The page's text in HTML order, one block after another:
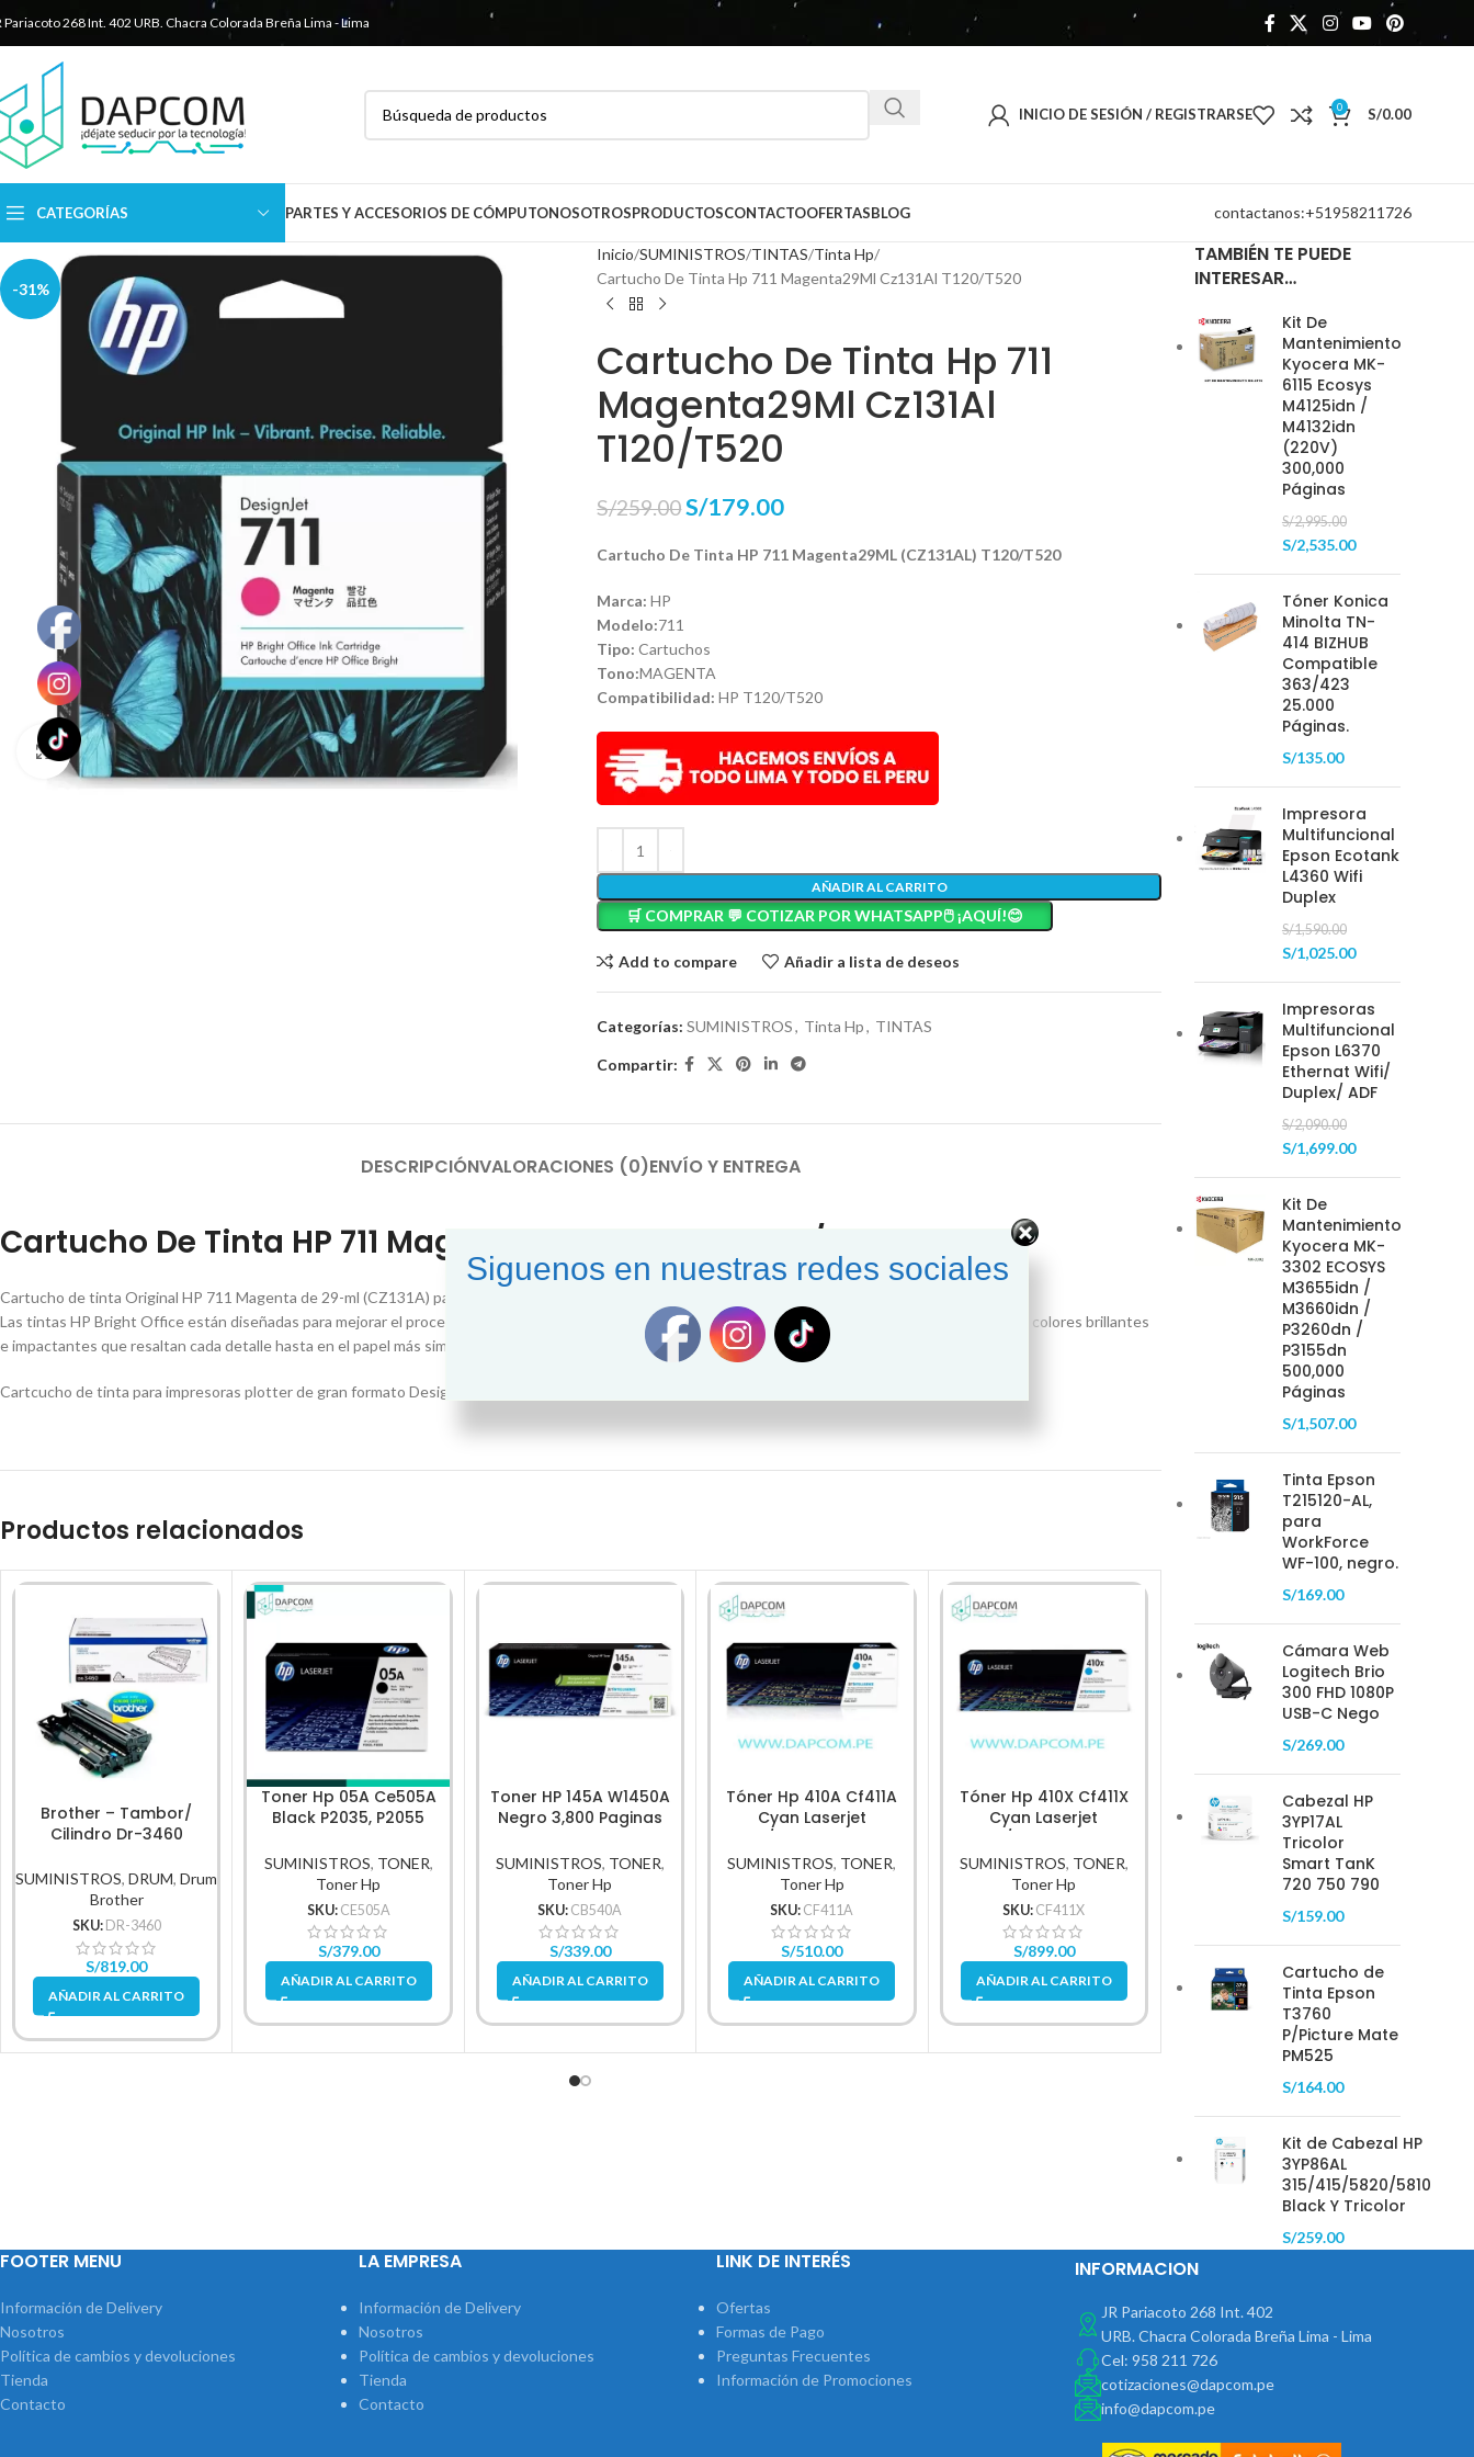
Pariacoto 268 Int. 402 URB. Chacra Colorada Breña Lima - Lima
INICIO DE SESIÓN / REGISTRARSE 0 S/0.00
CATEGORÍAS PARTES Y ACCESORIOS DE CÓMPUTONOSOTROSPRODUCTOSCONTACTOOFERTASBLOG contactanos:+51958211726
-31%
Haga Click para agrandar
Inicio SUMINISTROS TINTAS Tinta Hp
Cartucho De Tinta Hp 711 Magenta29Ml Cz131Al T120/T520
Cartucho De Tinta Hp 711
Magenta29Ml Cz131Al
T120/T520
S/259.00S/179.00
Cartucho De Tinta HP 711 Magenta29ML (CZ131AL) T120/T520
Marca: HP
Modelo:711
Tipo: Cartuchos
Tono:MAGENTA
Compatibilidad: HP T120/T520
AÑADIR AL CARRITO
🛒 COMPRAR 💬 COTIZAR POR WHATSAPP🖱️ ¡AQUÍ!😊
Add to compare Añadir a lista de deseos
Categorías: SUMINISTROS , Tinta Hp , TINTAS
Compartir:
DESCRIPCIÓNVALORACIONES (0)ENVÍO Y ENTREGA
Cartucho De Tinta HP 711 Magenta29ML CZ131AL T120/T520
Cartucho de tinta Original HP 711 Magenta de 29-ml (CZ131A) para impresoras plotter de gran formato DesignJet T530, T520, T130, y T120
Las tintas HP Bright Office están diseñadas para mejorar el proceso de colaboración y revisión en la oficina, para ofrecer impresiones de alta calidad con colores brillantes
e impactantes que resaltan cada detalle hasta en el papel más simple.
Cartcucho de tinta para impresoras plotter de gran formato DesignJet T530, T520, T130, y T120
Productos relacionados
Brother – Tambor/
Cilindro Dr-3460
SUMINISTROS,DRUM,Drum
Brother
SKU: DR-3460
S/819.00
AÑADIR AL CARRITO
Toner Hp 05A Ce505A
Black P2035, P2055
SUMINISTROS, TONER,
Toner Hp
SKU: CE505A
S/379.00
AÑADIR AL CARRITO
Toner HP 145A W1450A
Negro 3,800 Paginas
SUMINISTROS, TONER,
Toner Hp
SKU: CB540A
S/339.00
AÑADIR AL CARRITO
Tóner Hp 410A Cf411A
Cyan Laserjet
SUMINISTROS, TONER,
Toner Hp
SKU: CF411A
S/510.00
AÑADIR AL CARRITO
Tóner Hp 410X Cf411X
Cyan Laserjet
SUMINISTROS, TONER,
Toner Hp
SKU: CF411X
S/899.00
AÑADIR AL CARRITO
Toner Hp 650A (Ce273A)
Magenta 15,000 Pg
SUMINISTROS,TONER,
Toner Hp
CE273A
S/1,600.00
AÑADIR AL CARRITO
TAMBIÉN TE PUEDE
INTERESAR…
Kit De
Mantenimiento
Kyocera MK-
6115 Ecosys
M4125idn /
M4132idn
(220V)
300,000
Páginas
S/2,995.00
S/2,535.00
Tóner Konica
Minolta TN-
414 BIZHUB
Compatible
363/423
25.000
Páginas.
S/135.00
Impresora
Multifuncional
Epson Ecotank
L4360 Wifi
Duplex
S/1,590.00
S/1,025.00
Impresoras
Multifuncional
Epson L6370
Ethernat Wifi/
Duplex/ ADF
S/2,090.00
S/1,699.00
Kit De
Mantenimiento
Kyocera MK-
3302 ECOSYS
M3655idn /
M3660idn /
P3260dn /
P3155dn
500,000
Páginas
S/1,507.00
Tinta Epson
T215120-AL,
para
WorkForce
WF-100, negro.
S/169.00
Cámara Web
Logitech Brio
300 FHD 1080P
USB-C Nego
S/269.00
Cabezal HP
3YP17AL
Tricolor
Smart TanK
720 750 790
S/159.00
Cartucho de
Tinta Epson
T3760
P/Picture Mate
PM525
S/164.00
Kit de Cabezal HP
3YP86AL
315/415/5820/5810
Black Y Tricolor
S/259.00
FOOTER MENU
Información de Delivery
Nosotros
Política de cambios y devoluciones
Tienda
Contacto
LA EMPRESA
Información de Delivery
Nosotros
Política de cambios y devoluciones
Tienda
Contacto
LINK DE INTERÉS
Ofertas
Formas de Pago
Preguntas Frecuentes
Información de Promociones
INFORMACION
JR Pariacoto 268 Int. 402
URB. Chacra Colorada Breña Lima - Lima
Cel: 958 211 726
cotizaciones@dapcom.pe
info@dapcom.pe
Siguenos en nuestras redes sociales